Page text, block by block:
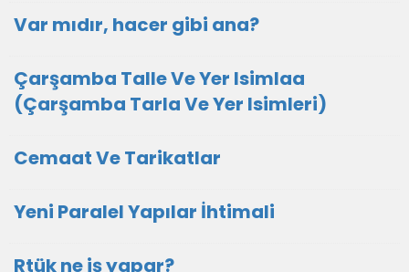
Var mıdır, hacer gibi ana?
Çarşamba Talle Ve Yer Isimlaa
(Çarşamba Tarla Ve Yer Isimleri)
Cemaat Ve Tarikatlar
Yeni Paralel Yapılar İhtimali
Rtük ne iş yapar?